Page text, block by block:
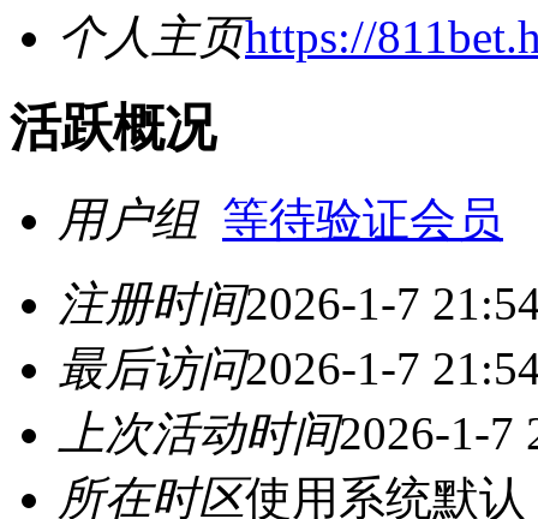
个人主页https://
活跃概况
用户组 等待验证会员
注册时间2026-1-7
最后访问2026-1-7
上次活动时间2026-1-7
所在时区使用系统默认